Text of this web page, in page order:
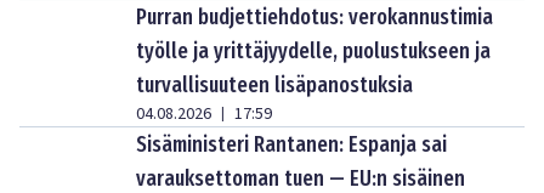
Purran budjettiehdotus: verokannustimia
työlle ja yrittäjyydelle, puolustukseen ja
turvallisuuteen lisäpanostuksia
04.08.2026 | 17:59
Sisäministeri Rantanen: Espanja sai
varauksettoman tuen — EU:n sisäinen